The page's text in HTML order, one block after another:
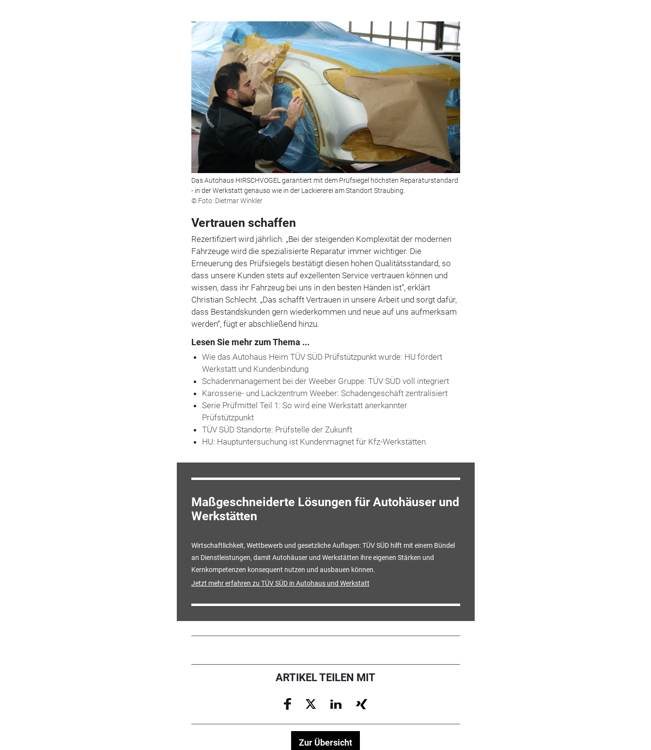
Das Autohaus HIRSCHVOGEL garantiert mit dem Prüfsiegel höchsten Reparaturstandard
- in der Werkstatt genauso wie in der Lackiererei am Standort Straubing.
© Foto: Dietmar Winkler
Vertrauen schaffen
Rezertifiziert wird jährlich. „Bei der steigenden Komplexität der modernen
Fahrzeuge wird die spezialisierte Reparatur immer wichtiger. Die
Erneuerung des Prüfsiegels bestätigt diesen hohen Qualitätsstandard, so
dass unsere Kunden stets auf exzellenten Service vertrauen können und
wissen, dass ihr Fahrzeug bei uns in den besten Händen ist“, erklärt
Christian Schlecht. „Das schafft Vertrauen in unsere Arbeit und sorgt dafür,
dass Bestandskunden gern wiederkommen und neue auf uns aufmerksam
werden“, fügt er abschließend hinzu.
Lesen Sie mehr zum Thema ...
Wie das Autohaus Heim TÜV SÜD Prüfstützpunkt wurde: HU fördert
Werkstatt und Kundenbindung
Schadenmanagement bei der Weeber Gruppe: TÜV SÜD voll integriert
Karosserie- und Lackzentrum Weeber: Schadengeschäft zentralisiert
Serie Prüfmittel Teil 1: So wird eine Werkstatt anerkannter
Prüfstützpunkt
TÜV SÜD Standorte: Prüfstelle der Zukunft
HU: Hauptuntersuchung ist Kundenmagnet für Kfz-Werkstätten
Maßgeschneiderte Lösungen für Autohäuser und
Werkstätten
Wirtschaftlichkeit, Wettbewerb und gesetzliche Auflagen: TÜV SÜD hilft mit einem Bündel
an Dienstleistungen, damit Autohäuser und Werkstätten ihre eigenen Stärken und
Kernkompetenzen konsequent nutzen und ausbauen können.
Jetzt mehr erfahren zu TÜV SÜD in Autohaus und Werkstatt
ARTIKEL TEILEN MIT
Zur Übersicht